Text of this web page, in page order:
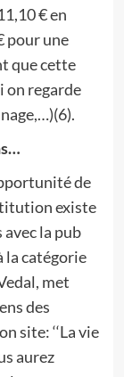
€ en
pour une
que cette
on regarde
de
existe
la pub
la catégorie
met
des
site: ‘‘La vie
aurez